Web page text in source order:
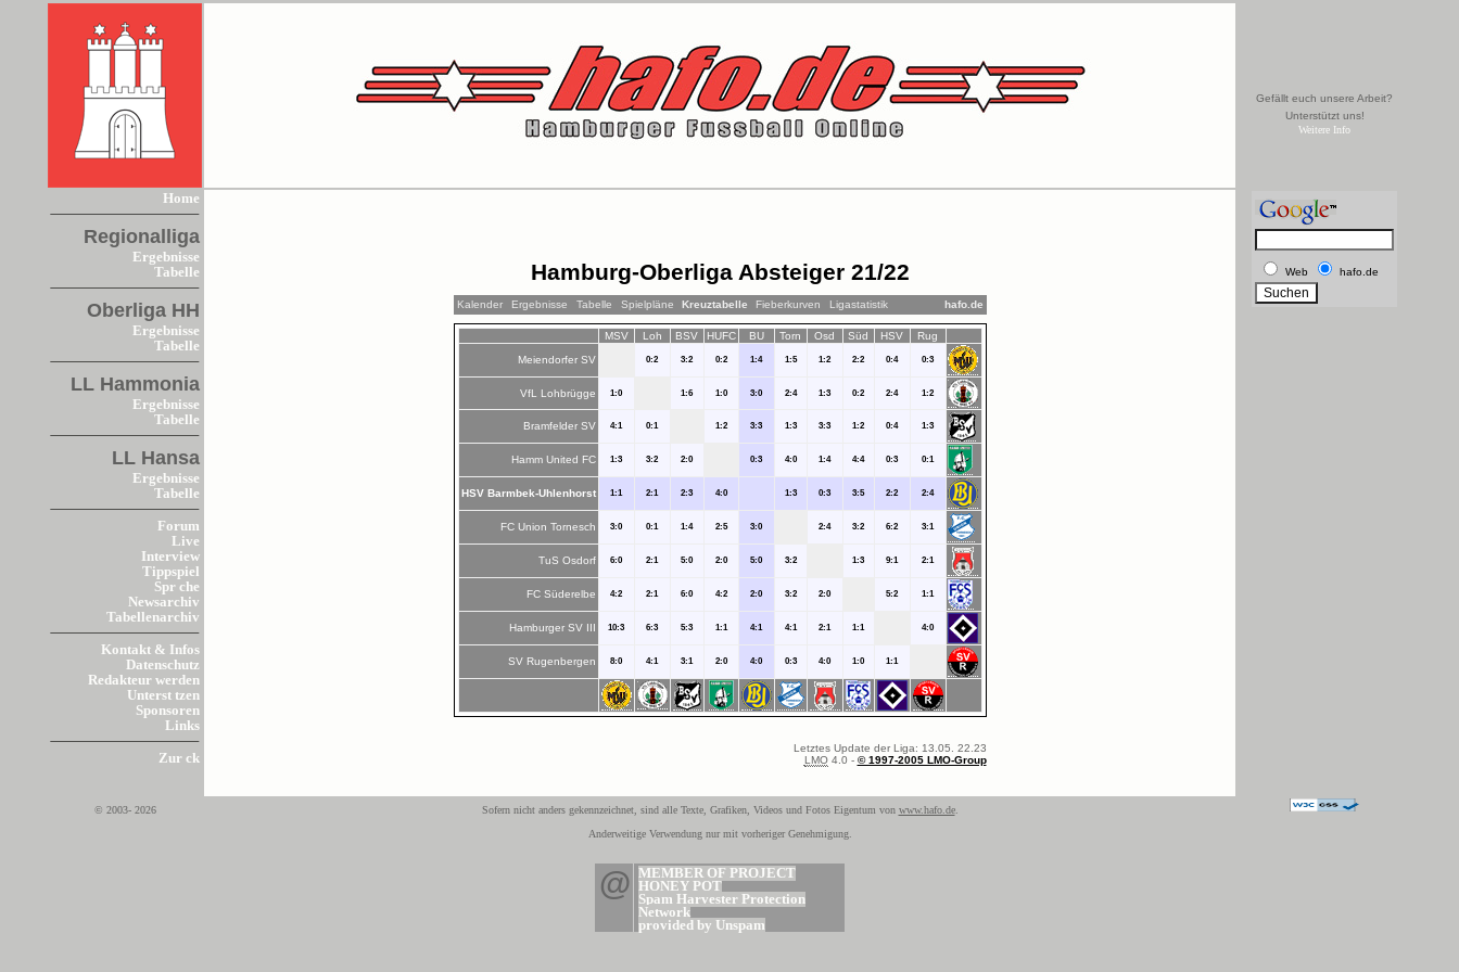
Gefällt euch unsere Arbeit?
Unterstützt uns!
Weitere Info
Home
Regionalliga
Ergebnisse
Tabelle
Oberliga HH
Ergebnisse
Tabelle
LL Hammonia
Ergebnisse
Tabelle
LL Hansa
Ergebnisse
Tabelle
Forum
Live
Interview
Tippspiel
Spr che
Newsarchiv
Tabellenarchiv
Kontakt & Infos
Datenschutz
Redakteur werden
Unterst tzen
Sponsoren
Links
Zur ck
Hamburg-Oberliga Absteiger 21/22
Kalender Ergebnisse Tabelle Spielpläne Kreuztabelle Fieberkurven Ligastatistik hafo.de
MSV Loh BSV HUFC BU Torn Osd Süd HSV
Rug
Meiendorfer SV
0:2 3:2 0:2 1:4 1:5 1:2 2:2 0:4 0:3
VfL Lohbrügge 1:0 1:6 1:0 3:0 2:4 1:3 0:2 2:4 1:2
Bramfelder SV 4:1 0:1 1:2 3:3 1:3 3:3 1:2 0:4 1:3
Hamm United FC 1:3 3:2 2:0 0:3 4:0 1:4 4:4 0:3 0:1
HSV Barmbek-Uhlenhorst 1:1 2:1 2:3 4:0 1:3 0:3 3:5 2:2 2:4
FC Union Tornesch 3:0 0:1 1:4 2:5 3:0 2:4 3:2 6:2 3:1
TuS Osdorf 6:0 2:1 5:0 2:0 5:0 3:2 1:3 9:1 2:1
FC Süderelbe 4:2 2:1 6:0 4:2 2:0 3:2 2:0 5:2 1:1
Hamburger SV III 10:3 6:3 5:3 1:1 4:1 4:1 2:1 1:1 4:0
SV Rugenbergen 8:0 4:1 3:1 2:0 4:0 0:3 4:0 1:0 1:1
Letztes Update der Liga: 13.05. 22.23
LMO4.0 - © 1997-2005 LMO-Group
Web hafo.de
© 2003- 2026 Sofern nicht anders gekennzeichnet, sind alle Texte, Grafiken, Videos und Fotos Eigentum von www.hafo.de.
Anderweitige Verwendung nur mit vorheriger Genehmigung.
@
MEMBER OF PROJECT
HONEY POT
Spam Harvester Protection
Network
provided by Unspam